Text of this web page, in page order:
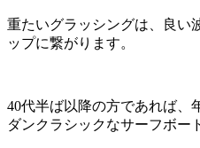
重たいグラッシングは、良い
ップに繋がります。
40代半ば以降の方であれば、
ダンクラシックなサーフボー